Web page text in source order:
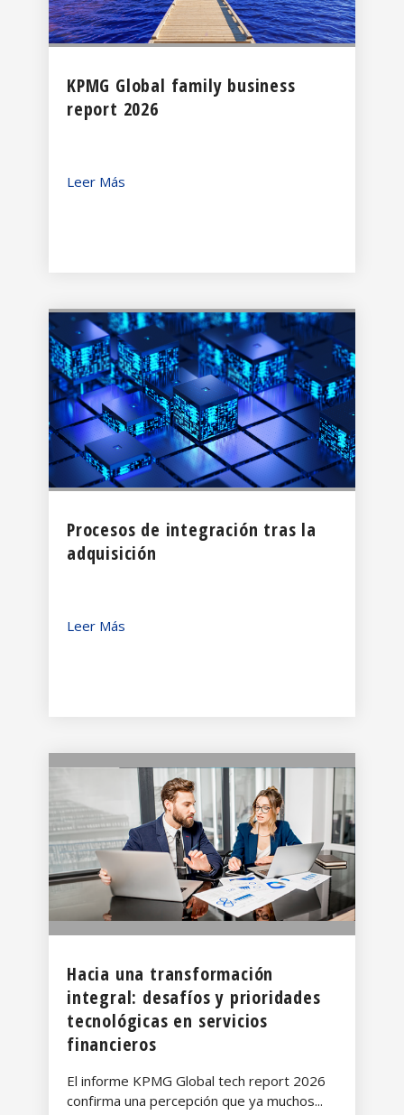
KPMG Global family business
report 2026
Leer Más
Procesos de integración tras la
adquisición
Leer Más
Hacia una transformación
integral: desafíos y prioridades
tecnológicas en servicios
financieros
El informe KPMG Global tech report 2026
confirma una percepción que ya muchos...